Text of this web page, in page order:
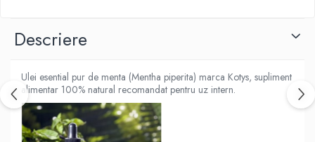
Descriere
Ulei esential pur de menta (Mentha piperita) marca Kotys, supliment
alimentar 100% natural recomandat pentru uz intern.